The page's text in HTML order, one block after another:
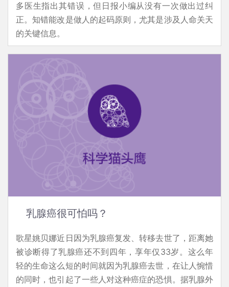
多医生指出其错误，但日报小编从没有一次做出过纠
正。知错能改是做人的起码原则，尤其是涉及人命关天
的关键信息。
乳腺癌很可怕吗？
歌星姚贝娜近日因为乳腺癌复发、转移去世了，距离她
被诊断得了乳腺癌还不到四年，享年仅33岁。这么年
轻的生命这么短的时间就因为乳腺癌去世，在让人惋惜
的同时，也引起了一些人对这种癌症的恐惧。据乳腺外